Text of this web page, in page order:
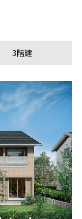
3階建